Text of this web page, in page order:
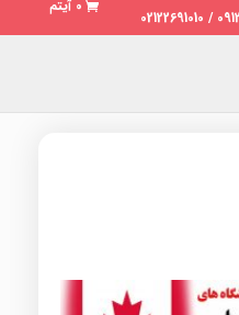
0 آیتم